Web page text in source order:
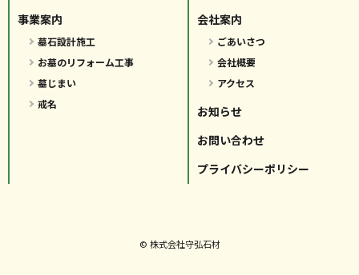
事業案内
墓石設計施工
お墓のリフォーム工事
墓じまい
戒名
会社案内
ごあいさつ
会社概要
アクセス
お知らせ
お問い合わせ
プライバシーポリシー
© 株式会社守弘石材